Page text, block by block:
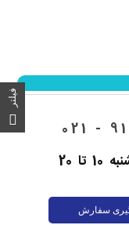
20
سفارش
فیلتر